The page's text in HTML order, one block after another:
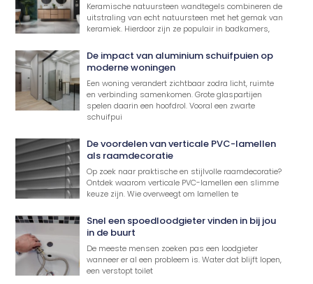
Keramische natuursteen wandtegels combineren de
uitstraling van echt natuursteen met het gemak van
keramiek. Hierdoor zijn ze populair in badkamers,
De impact van aluminium schuifpuien op
moderne woningen
Een woning verandert zichtbaar zodra licht, ruimte
en verbinding samenkomen. Grote glaspartijen
spelen daarin een hoofdrol. Vooral een zwarte
schuifpui
De voordelen van verticale PVC-lamellen
als raamdecoratie
Op zoek naar praktische en stijlvolle raamdecoratie?
Ontdek waarom verticale PVC-lamellen een slimme
keuze zijn. Wie overweegt om lamellen te
Snel een spoedloodgieter vinden in bij jou
in de buurt
De meeste mensen zoeken pas een loodgieter
wanneer er al een probleem is. Water dat blijft lopen,
een verstopt toilet